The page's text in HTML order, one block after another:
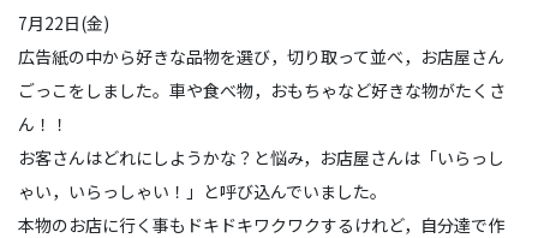
7月22日(金)
広告紙の中から好きな品物を選び，切り取って並べ，お店屋さん
ごっこをしました。車や食べ物，おもちゃなど好きな物がたくさ
ん！！
お客さんはどれにしようかな？と悩み，お店屋さんは「いらっし
ゃい，いらっしゃい！」と呼び込んでいました。
本物のお店に行く事もドキドキワクワクするけれど，自分達で作